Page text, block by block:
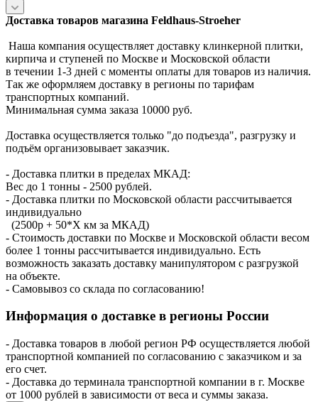
Доставка товаров магазина Feldhaus-Stroeher
Наша компания осуществляет доставку клинкерной плитки,
кирпича и ступеней по Москве и Московской области
в течении 1-3 дней с моменты оплаты для товаров из наличия.
Так же оформляем доставку в регионы по тарифам
транспортных компаний.
Минимальная сумма заказа 10000 руб.
Доставка осуществляется только "до подъезда", разгрузку и
подъём организовывает заказчик.
- Доставка плитки в пределах МКАД:
Вес до 1 тонны - 2500 рублей.
- Доставка плитки по Московской области рассчитывается
индивидуально
(2500р + 50*X км за МКАД)
- Стоимость доставки по Москве и Московской области весом
более 1 тонны рассчитывается индивидуально. Есть
возможность заказать доставку манипулятором с разгрузкой
на объекте.
- Самовывоз со склада по согласованию!
Информация о доставке в регионы России
- Доставка товаров в любой регион РФ осуществляется любой
транспортной компанией по согласованию с заказчиком и за
его счет.
- Доставка до терминала транспортной компании в г. Москве
от 1000 рублей в зависимости от веса и суммы заказа.